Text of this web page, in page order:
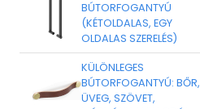
BÚTORFOGANTYÚ
(KÉTOLDALAS, EGY
OLDALAS SZERELÉS)
KÜLÖNLEGES
BÚTORFOGANTYÚ: BŐR,
ÜVEG, SZÖVET,